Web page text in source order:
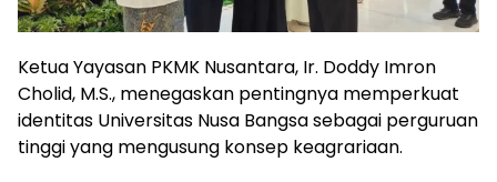
Ketua Yayasan PKMK Nusantara, Ir. Doddy Imron
Cholid, M.S., menegaskan pentingnya memperkuat
identitas Universitas Nusa Bangsa sebagai perguruan
tinggi yang mengusung konsep keagrariaan.